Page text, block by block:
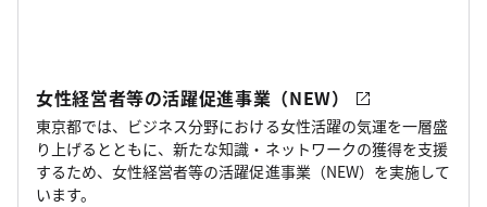
女性経営者等の活躍促進事業（NEW）
東京都では、ビジネス分野における女性活躍の気運を一層盛
り上げるとともに、新たな知識・ネットワークの獲得を支援
するため、女性経営者等の活躍促進事業（NEW）を実施して
います。